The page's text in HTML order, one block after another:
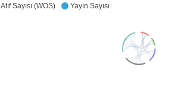
Atıf Sayısı (WOS) Yayın Sayısı